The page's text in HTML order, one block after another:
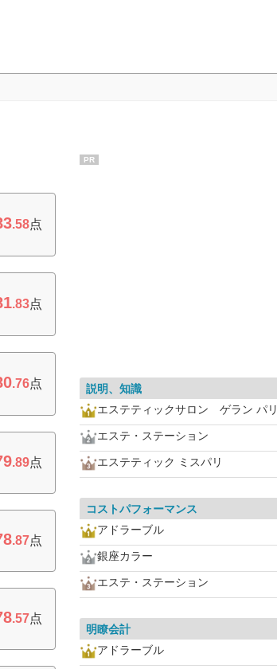
.58点
.83点
.76点
.89点
.87点
.57点
PR
説明、知識
エステティックサロン ゲラン パリ
エステ・ステーション
エステティック ミスパリ
コストパフォーマンス
アドラーブル
銀座カラー
エステ・ステーション
明瞭会計
アドラーブル